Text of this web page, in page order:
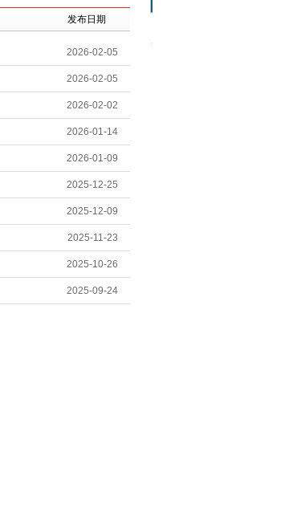
发布日期
2026-02-05
2026-02-05
2026-02-02
2026-01-14
2026-01-09
2025-12-25
2025-12-09
2025-11-23
2025-10-26
2025-09-24